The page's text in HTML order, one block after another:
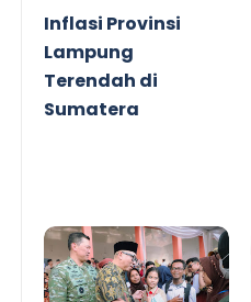
Inflasi Provinsi
Lampung
Terendah di
Sumatera